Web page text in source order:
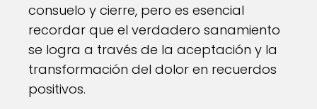
consuelo y cierre, pero es esencial
recordar que el verdadero sanamiento
se logra a través de la aceptación y la
transformación del dolor en recuerdos
positivos.